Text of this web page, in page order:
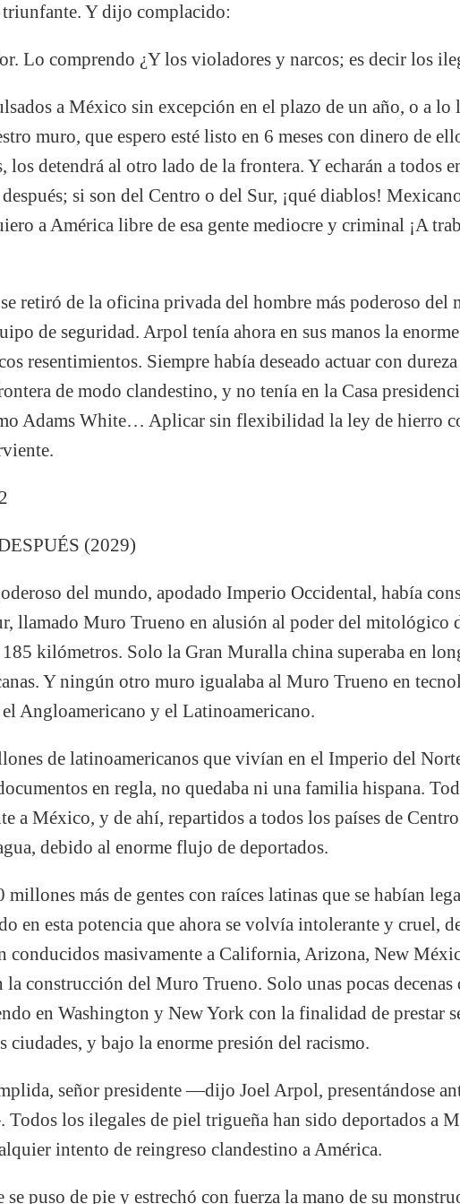
Y dijo complacido:
Lo comprendo ¿Y los violadores y narcos; es decir los
a México sin excepción en el plazo de un año, o a lo
muro, que espero esté listo en 6 meses con dinero de
los detendrá al otro lado de la frontera. Y echarán a todos
si son del Centro o del Sur, ¡qué diablos!
a América libre de esa gente mediocre y criminal ¡A
retiró de la oficina privada del hombre más poderoso del
de seguridad. Arpol tenía ahora en sus manos la
resentimientos. Siempre había deseado actuar con
de modo clandestino, y no tenía en la Casa
Adams White… Aplicar sin flexibilidad la ley de hierro
(2029)
del mundo, apodado Imperio Occidental, había
llamado Muro Trueno en alusión al poder del mitológico
kilómetros. Solo la Gran Muralla china superaba en
Y ningún otro muro igualaba al Muro Trueno en
Angloamericano y el Latinoamericano.
de latinoamericanos que vivían en el Imperio del
en regla, no quedaba ni una familia hispana.
a México, y de ahí, repartidos a todos los países de
debido al enorme flujo de deportados.
millones más de gentes con raíces latinas que se habían
en esta potencia que ahora se volvía intolerante y cruel,
conducidos masivamente a California, Arizona, New
la construcción del Muro Trueno. Solo unas pocas
en Washington y New York con la finalidad de prestar
ciudades, y bajo la enorme presión del racismo.
señor presidente —dijo Joel Arpol, presentándose
los ilegales de piel trigueña han sido deportados a
intento de reingreso clandestino a América.
se puso de pie y estrechó con fuerza la mano de su